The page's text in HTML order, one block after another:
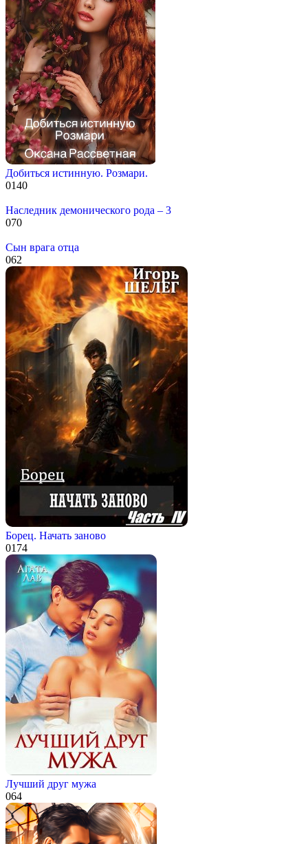
Добиться истинную. Розмари.
0140
Наследник демонического рода – 3
070
Сын врага отца
062
Борец. Начать заново
0174
Лучший друг мужа
064